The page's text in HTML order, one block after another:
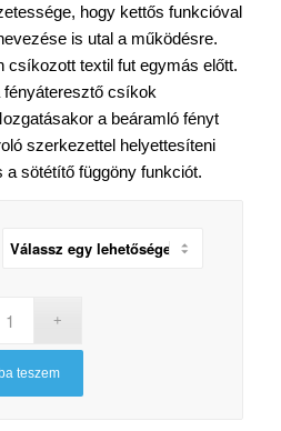
hogy kettős funkcióval
is utal a működésre.
csíkozott textil fut egymás előtt.
csíkok
a beáramló fényt
szerkezettel helyettesíteni
sötétítő függöny funkciót.
teszem